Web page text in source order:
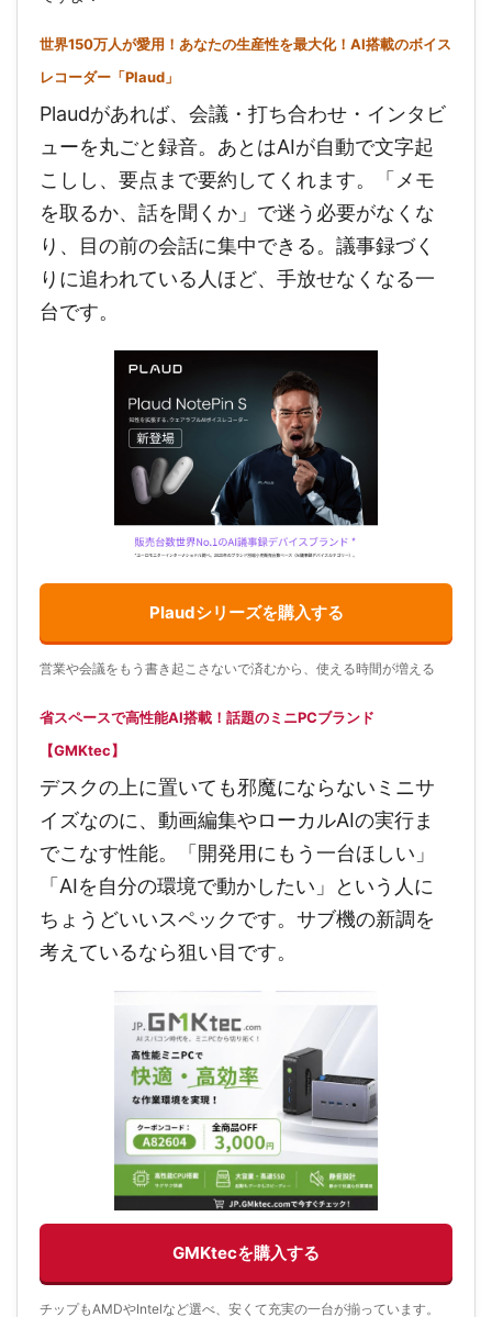
世界150万人が愛用！あなたの生産性を最大化！AI搭載のボイス
レコーダー「Plaud」
Plaudがあれば、会議・打ち合わせ・インタビ
ューを丸ごと録音。あとはAIが自動で文字起
こしし、要点まで要約してくれます。「メモ
を取るか、話を聞くか」で迷う必要がなくな
り、目の前の会話に集中できる。議事録づく
りに追われている人ほど、手放せなくなる一
台です。
Plaudシリーズを購入する
営業や会議をもう書き起こさないで済むから、使える時間が増える
省スペースで高性能AI搭載！話題のミニPCブランド
【GMKtec】
デスクの上に置いても邪魔にならないミニサ
イズなのに、動画編集やローカルAIの実行ま
でこなす性能。「開発用にもう一台ほしい」
「AIを自分の環境で動かしたい」という人に
ちょうどいいスペックです。サブ機の新調を
考えているなら狙い目です。
GMKtecを購入する
チップもAMDやIntelなど選べ、安くて充実の一台が揃っています。